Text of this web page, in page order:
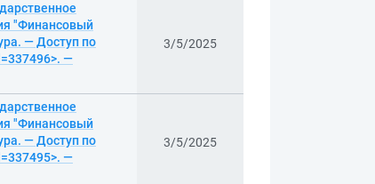
"Финансовый
— Доступ по
—
3/5/2025
"Финансовый
— Доступ по
—
3/5/2025